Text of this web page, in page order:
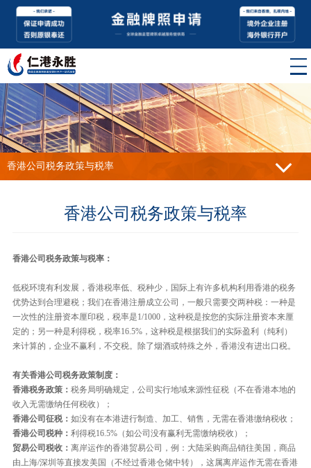
香港公司税务政策与税率
香港公司税务政策与税率
香港公司税务政策与税率：
低税环境有利发展，香港税率低、税种少，国际上有许多机构利用香港的税务
优势达到合理避税；我们在香港注册成立公司，一般只需要交两种税：一种是
一次性的注册资本厘印税，税率是1/1000，这种税是按您的实际注册资本来厘
定的；另一种是利得税，税率16.5%，这种税是根据我们的实际盈利（纯利）
来计算的，企业不赢利，不交税。除了烟酒或特殊之外，香港没有进出口税。
有关香港公司税务政策制度：
香港税务政策： 税务局明确规定，公司实行地域来源性征税（不在香港本地的
收入无需缴纳任何税收）；
香港公司征税： 如没有在本港进行制造、加工、销售，无需在香港缴纳税收；
香港公司税种： 利得税16.5%（如公司没有赢利无需缴纳税收）；
贸易公司税收： 离岸运作的香港贸易公司，例：大陆采购商品销往美国，商品
由上海/深圳等直接发美国（不经过香港仓储中转），这属离岸运作无需在香港